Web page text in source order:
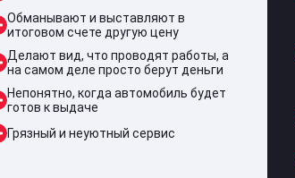
Обманывают и выставляют в
итоговом счете другую цену
Делают вид, что проводят работы, а
на самом деле просто берут деньги
Непонятно, когда автомобиль будет
готов к выдаче
Грязный и неуютный сервис